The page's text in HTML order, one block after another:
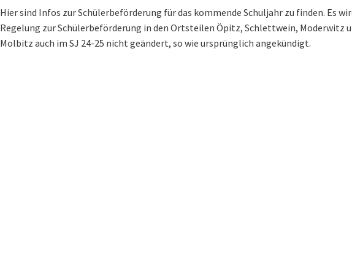
Hier sind Infos zur Schülerbeförderung für das kommende Schuljahr zu finden. Es
Regelung zur Schülerbeförderung in den Ortsteilen Öpitz, Schlettwein, Moderwitz
Molbitz auch im SJ 24-25 nicht geändert, so wie ursprünglich angekündigt.